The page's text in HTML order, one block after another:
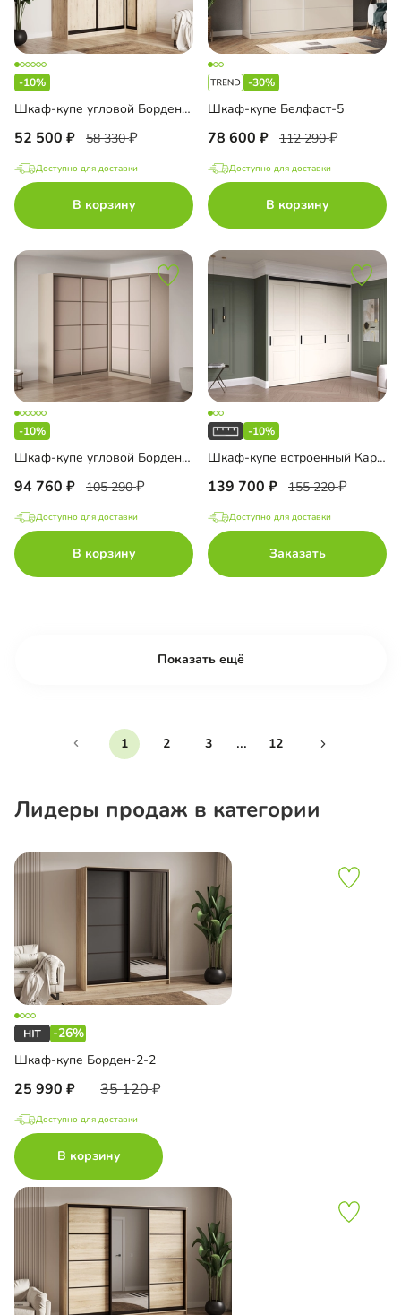
-10%
Шкаф-купе угловой Борден-5-6 1000
52 500 58 330
Доступно для доставки
В корзину
-30%
Шкаф-купе Белфаст-5
78 600 112 290
Доступно для доставки
В корзину
-10%
Шкаф-купе угловой Борден-6-4 2000 Премиум
94 760 105 290
Доступно для доставки
В корзину
-10%
Шкаф-купе встроенный Карини-3-6
139 700 155 220
Доступно для доставки
Заказать
Показать ещё
1 2 3 ... 12
Лидеры продаж в категории
-26%
Шкаф-купе Борден-2-2
25 990 35 120
Доступно для доставки
В корзину